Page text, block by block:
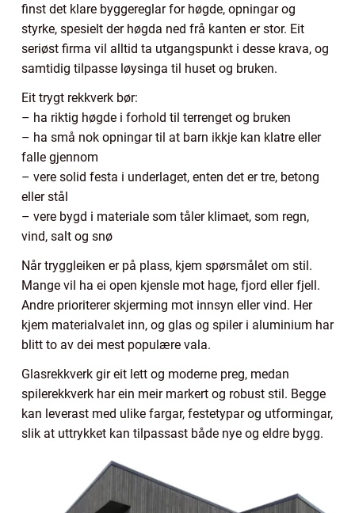
finst det klare byggereglar for høgde, opningar og
styrke, spesielt der høgda ned frå kanten er stor. Eit
seriøst firma vil alltid ta utgangspunkt i desse krava, og
samtidig tilpasse løysinga til huset og bruken.
Eit trygt rekkverk bør:
– ha riktig høgde i forhold til terrenget og bruken
– ha små nok opningar til at barn ikkje kan klatre eller
falle gjennom
– vere solid festa i underlaget, enten det er tre, betong
eller stål
– vere bygd i materiale som tåler klimaet, som regn,
vind, salt og snø
Når tryggleiken er på plass, kjem spørsmålet om stil.
Mange vil ha ei open kjensle mot hage, fjord eller fjell.
Andre prioriterer skjerming mot innsyn eller vind. Her
kjem materialvalet inn, og glas og spiler i aluminium har
blitt to av dei mest populære vala.
Glasrekkverk gir eit lett og moderne preg, medan
spilerekkverk har ein meir markert og robust stil. Begge
kan leverast med ulike fargar, festetypar og utformingar,
slik at uttrykket kan tilpassast både nye og eldre bygg.